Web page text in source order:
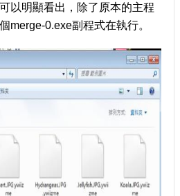
以明顯看出，除了原本的主程
merge-0.exe副程式在執行。